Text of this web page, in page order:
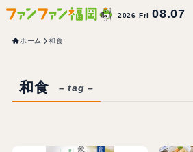
2026 Fri08.07
ホーム 和食
和食 – tag –